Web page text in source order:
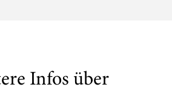
Infos über